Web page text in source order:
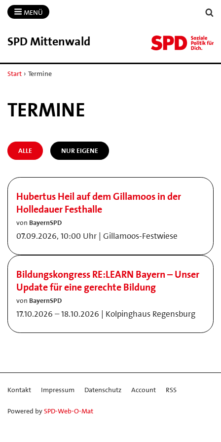
MENÜ
SPD Mittenwald
Start › Termine
TERMINE
ALLE NUR EIGENE
Hubertus Heil auf dem Gillamoos in der
Holledauer Festhalle
von BayernSPD
07.09.2026, 10:00 Uhr | Gillamoos-Festwiese
Bildungskongress RE:LEARN Bayern – Unser
Update für eine gerechte Bildung
von BayernSPD
17.10.2026 – 18.10.2026 | Kolpinghaus Regensburg
Kontakt Impressum Datenschutz Account RSS
Powered bySPD-Web-O-Mat